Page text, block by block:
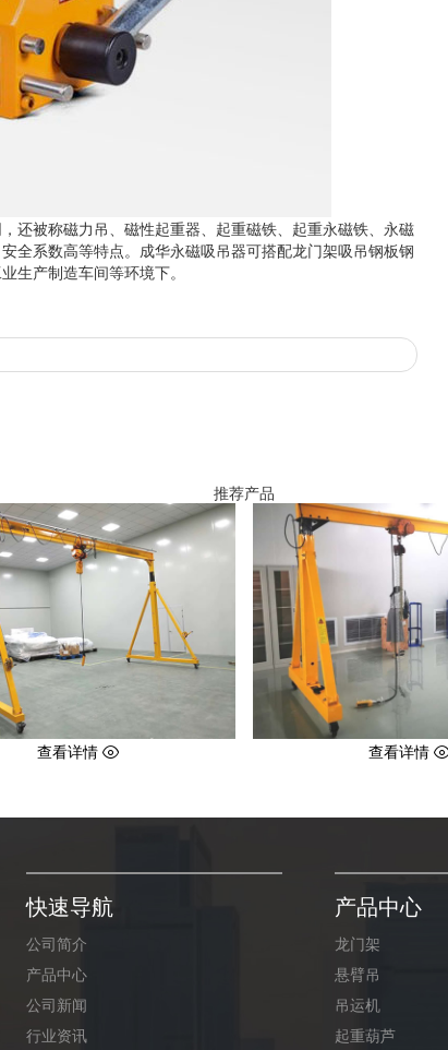
还被称磁力吊、磁性起重器、起重磁铁、起重永磁铁、永磁
全系数高等特点。成华永磁吸吊器可搭配龙门架吸吊钢板钢
生产制造车间等环境下。
推荐产品
查看详情 查看详情
快速导航
公司简介
产品中心
公司新闻
行业资讯
产品中心
龙门架
悬臂吊
吊运机
起重葫芦